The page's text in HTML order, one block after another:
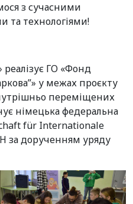
з сучасними
та технологіями!
ГО «Фонд
у межах проєкту
переміщених
німецька федеральна
für Internationale
за дорученням уряду